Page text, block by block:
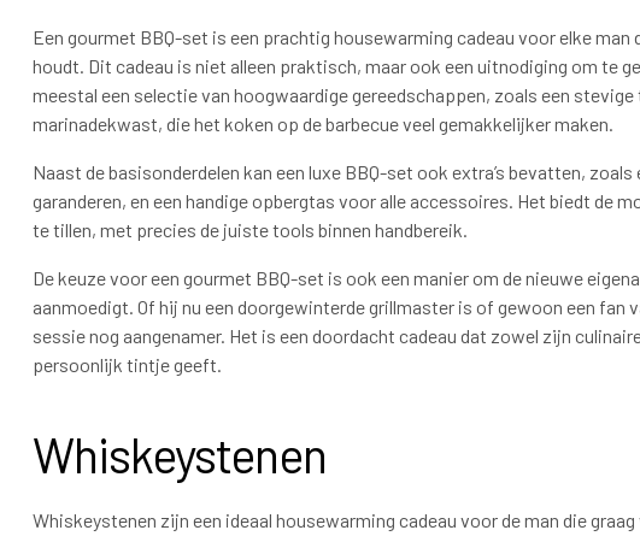
Een gourmet BBQ-set is een prachtig housewarming cadeau voor elke man
houdt. Dit cadeau is niet alleen praktisch, maar ook een uitnodiging om te
meestal een selectie van hoogwaardige gereedschappen, zoals een
marinadekwast, die het koken op de barbecue veel gemakkelijker maken.
Naast de basisonderdelen kan een luxe BBQ-set ook extra’s bevatten,
garanderen, en een handige opbergtas voor alle accessoires. Het biedt de
te tillen, met precies de juiste tools binnen handbereik.
De keuze voor een gourmet BBQ-set is ook een manier om de nieuwe
aanmoedigt. Of hij nu een doorgewinterde grillmaster is of gewoon een fan
sessie nog aangenamer. Het is een doordacht cadeau dat zowel zijn
persoonlijk tintje geeft.
Whiskeystenen
Whiskeystenen zijn een ideaal housewarming cadeau voor de man die